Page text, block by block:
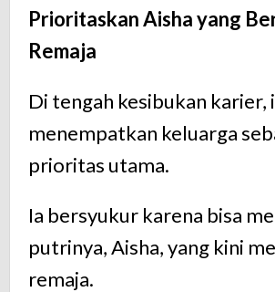
Prioritaskan Aisha yang
Remaja
Di tengah kesibukan karier,
menempatkan keluarga
prioritas utama.
Ia bersyukur karena bisa
putrinya, Aisha, yang kini
remaja.